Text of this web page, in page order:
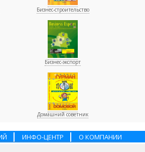
Бизнес-строительство
Бизнес-экспорт
Домашний советник
ИНФО-ЦЕНТР
О КОМПАНИИ